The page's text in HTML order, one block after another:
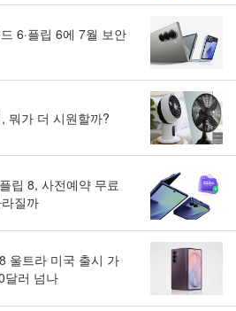
6·플립 6에 7월 보안
뭐가 더 시원할까?
립 8, 사전예약 무료
질까
울트라 미국 출시 가
러 넘나